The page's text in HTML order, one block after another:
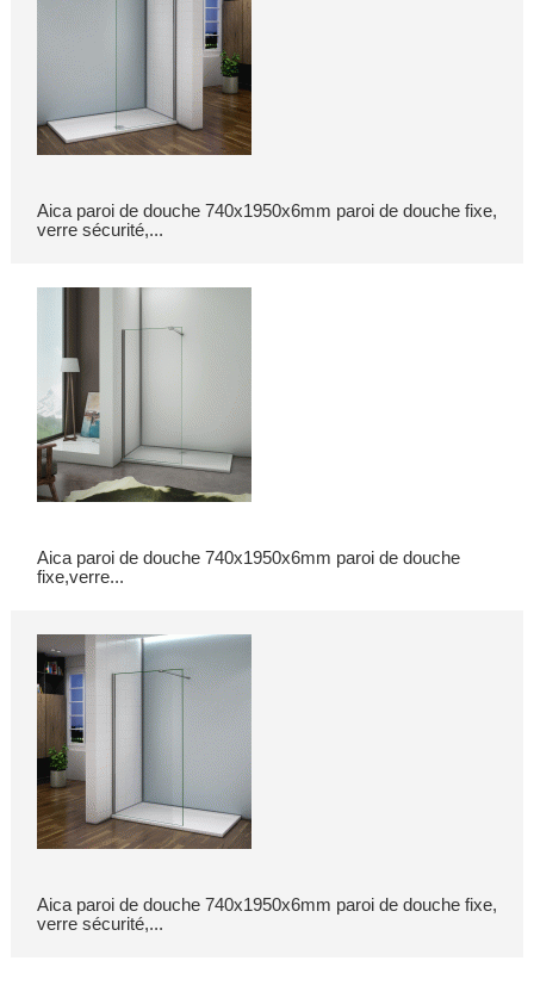
Aica paroi de douche 740x1950x6mm paroi de douche fixe,
verre sécurité,...
Aica paroi de douche 740x1950x6mm paroi de douche
fixe,verre...
Aica paroi de douche 740x1950x6mm paroi de douche fixe,
verre sécurité,...